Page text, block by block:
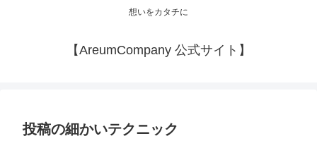
想いをカタチに
【AreumCompany 公式サイト】
投稿の細かいテクニック